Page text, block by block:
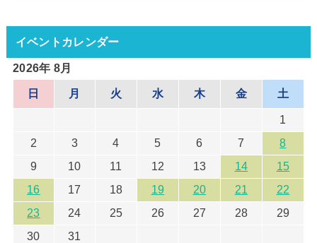
イベントカレンダー
2026年 8月
日 月 火 水 木 金 土
1
2
3 4 5 6 7
8
9
10 11 12 13 14
15
16
17 18 19 20 21
22
23
24 25 26 27 28
29
30
31